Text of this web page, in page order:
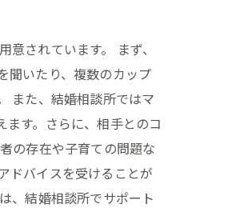
されています。 まず、
聞いたり、複数のカップ
また、結婚相談所ではマ
す。さらに、相手とのコ
の存在や子育ての問題な
ドバイスを受けることが
、結婚相談所でサポート